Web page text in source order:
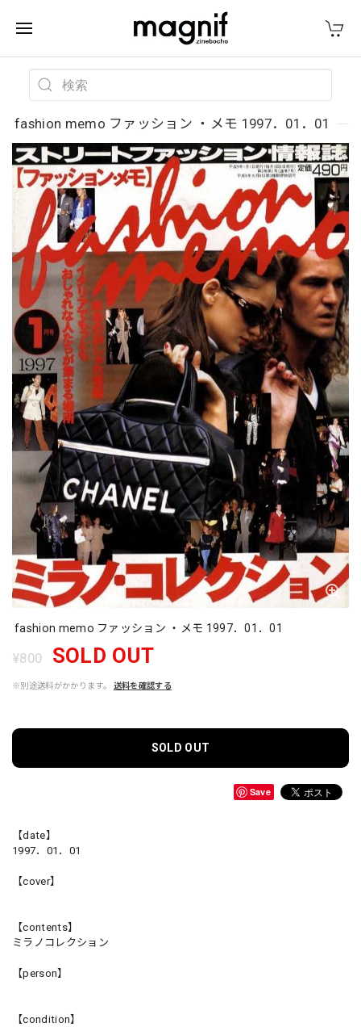
fashion memo ファッション ・メモ 1997．01．01
fashion memo ファッション ・メモ 1997．01．01
¥800 SOLD OUT
※別途送料がかかります。 送料を確認する
SOLD OUT
Save
【date】
1997．01．01
【cover】
【contents】
ミラノコレクション
【person】
【condition】